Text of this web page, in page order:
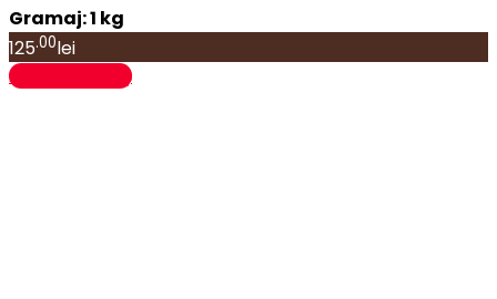
Gramaj: 1 kg
125.00lei
Adaugă în coș